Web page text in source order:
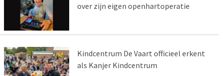
over zijn eigen openhartoperatie
Kindcentrum De Vaart officieel erkent
als Kanjer Kindcentrum